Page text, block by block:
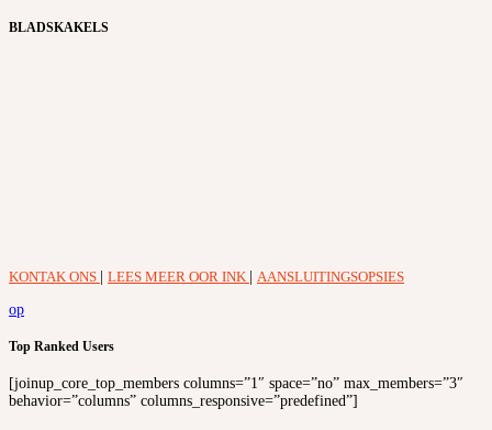
BLADSKAKELS
KONTAK ONS | LEES MEER OOR INK | AANSLUITINGSOPSIES
op
Top Ranked Users
[joinup_core_top_members columns=”1″ space=”no” max_members=”3″
behavior=”columns” columns_responsive=”predefined”]